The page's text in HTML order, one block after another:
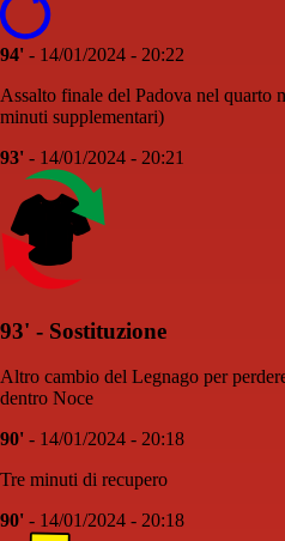
94' - 14/01/2024 - 20:22
Assalto finale del Padova nel quarto
minuti supplementari)
93' - 14/01/2024 - 20:21
93' - Sostituzione
Altro cambio del Legnago per
dentro Noce
90' - 14/01/2024 - 20:18
Tre minuti di recupero
90' - 14/01/2024 - 20:18